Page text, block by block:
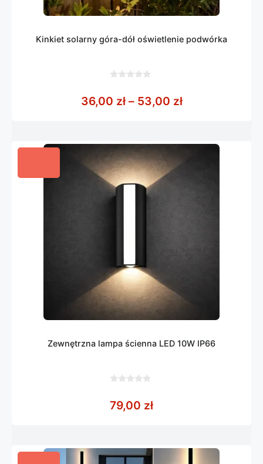
Kinkiet solarny góra-dół oświetlenie podwórka
5
36,00 zł – 53,00 złZakres cen:
Zewnętrzna lampa ścienna LED 10W IP66
5
79,00 zł